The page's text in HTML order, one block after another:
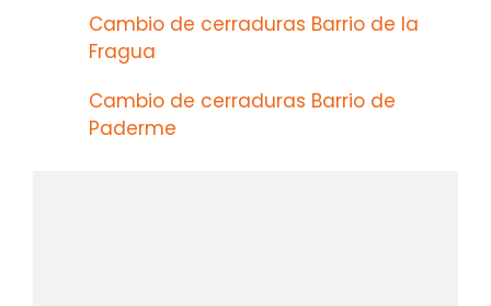
Cambio de cerraduras Barrio de la
Fragua
Cambio de cerraduras Barrio de
Paderme